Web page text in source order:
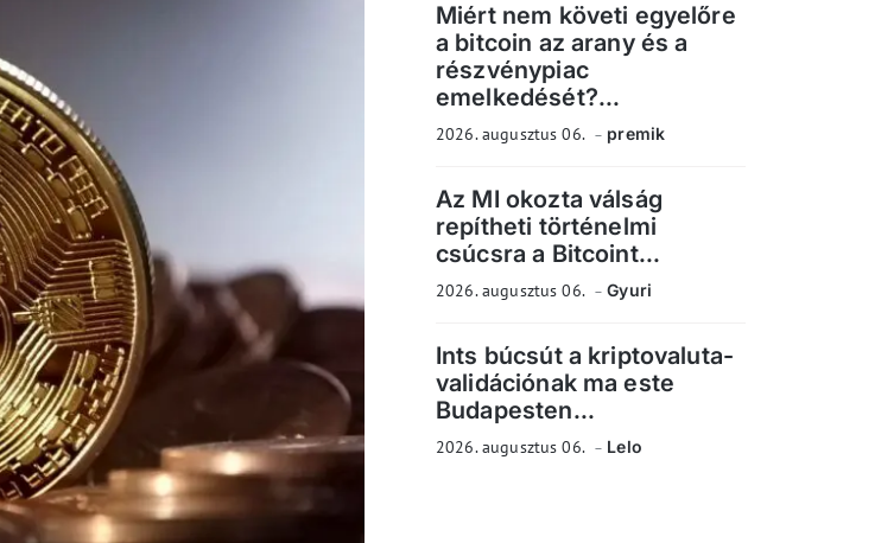
Miért nem követi egyelőre
a bitcoin az arany és a
részvénypiac
emelkedését?...
2026. augusztus 06. premik
Az MI okozta válság
repítheti történelmi
csúcsra a Bitcoint...
2026. augusztus 06. Gyuri
Ints búcsút a kriptovaluta-
validációnak ma este
Budapesten...
2026. augusztus 06. Lelo